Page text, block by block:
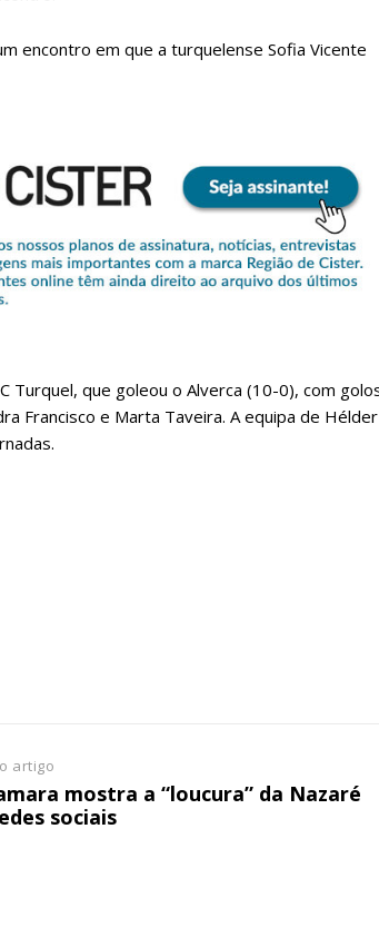
de Assinatura
de Cister e ajude-nos a manter este
Acesso ao
Acesso aos
encontro em que a turquelense Sofia Vicente
Turquel, que goleou o Alverca (10-0), com
Francisco e Marta Taveira. A equipa de Hélder
artigo
mostra a “loucura” da Nazaré
sociais